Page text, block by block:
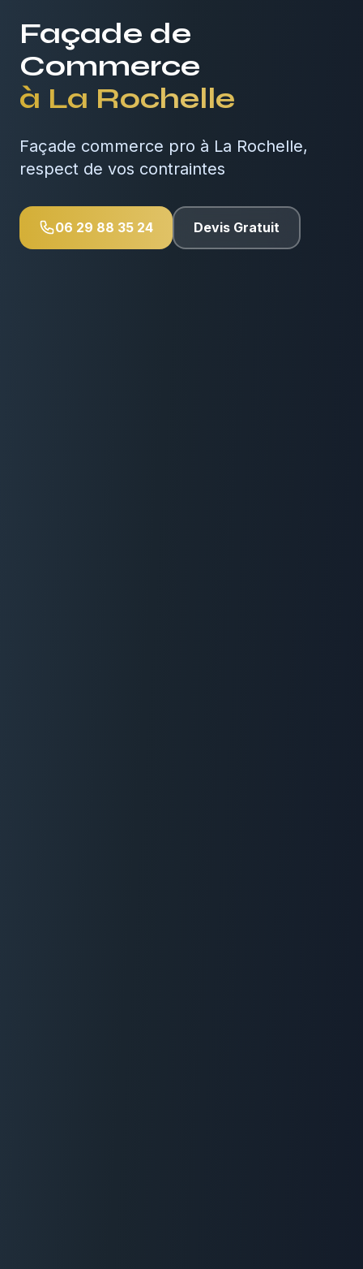
Façade de
Commerce
à La Rochelle
Façade commerce pro à La Rochelle,
respect de vos contraintes
06 29 88 35 24 Devis Gratuit